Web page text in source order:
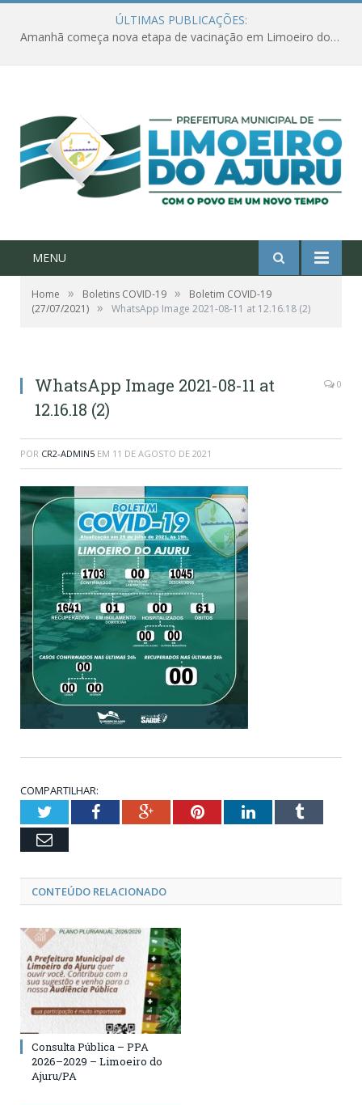
ÚLTIMAS PUBLICAÇÕES:
Amanhã começa nova etapa de vacinação em Limoeiro do Ajuru para idosos com 65 ou mais
MENU
Home » Boletins COVID-19 »
Boletim COVID-19
(27/07/2021) » WhatsApp Image 2021-08-11 at 12.16.18 (2)
WhatsApp Image 2021-08-11 at
12.16.18 (2)
0
POR CR2-ADMIN5 EM 11 DE AGOSTO DE 2021
COMPARTILHAR:
TwitterFacebookGoogle+PinterestLinkedInTumblr
Email
CONTEÚDO RELACIONADO
Consulta Pública – PPA
2026–2029 – Limoeiro do
Ajuru/PA